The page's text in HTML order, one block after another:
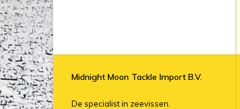
Midnight Moon Tackle Import B.V.
De specialist in zeevissen.